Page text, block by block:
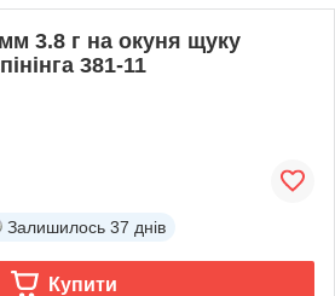
3.8 г на окуня щуку
381-11
Залишилось 37 днів
Купити